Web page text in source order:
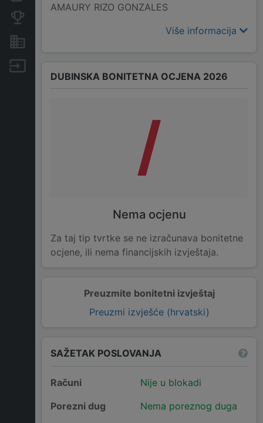
Izvoz
AMAURY RIZO GONZALES
Više informacija
Preuzmite bonitetni izvještaj
Preuzmi izvješće (hrvatski)
DUBINSKA BONITETNA OCJENA 2026
/
Nema ocjenu
Za taj tip tvrtke se ne izračunava bonitetne
ocjene, ili nema financijskih izvještaja.
SAŽETAK POSLOVANJA
Računi
Nije u blokadi
Porezni dug
Nema poreznog duga